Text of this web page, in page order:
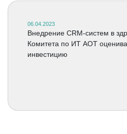
06.04.2023
Внедрение CRM-систем в
Комитета по ИТ АОТ
инвестицию